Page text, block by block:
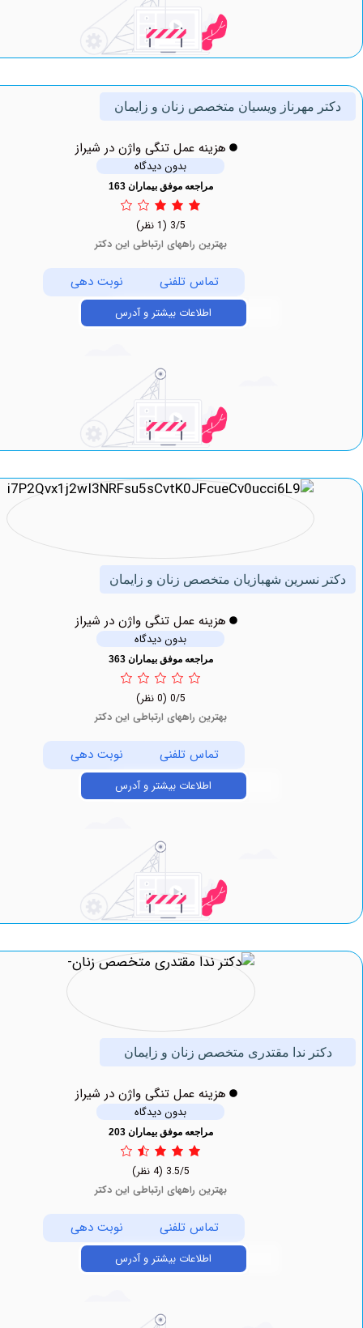
‏مهرناز ‏ویسیان متخصص زنان و زایمان
هزینه عمل تنگی واژن در شیراز
بدون دیدگاه
مراجعه موفق بیماران 163
بهترین راههای ارتباطی این دکتر
تماس تلفنی نوبت دهی
اطلاعات بیشتر و آدرس
نسرین شهبازیان متخصص زنان و زایمان
هزینه عمل تنگی واژن در شیراز
بدون دیدگاه
مراجعه موفق بیماران 363
بهترین راههای ارتباطی این دکتر
تماس تلفنی نوبت دهی
اطلاعات بیشتر و آدرس
ندا مقتدری متخصص زنان و زایمان
هزینه عمل تنگی واژن در شیراز
بدون دیدگاه
مراجعه موفق بیماران 203
بهترین راههای ارتباطی این دکتر
تماس تلفنی نوبت دهی
اطلاعات بیشتر و آدرس